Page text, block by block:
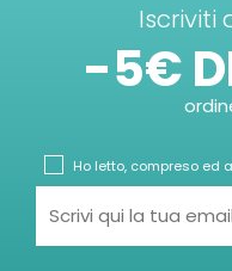
Iscriviti
-5€
Ho letto, compreso ed